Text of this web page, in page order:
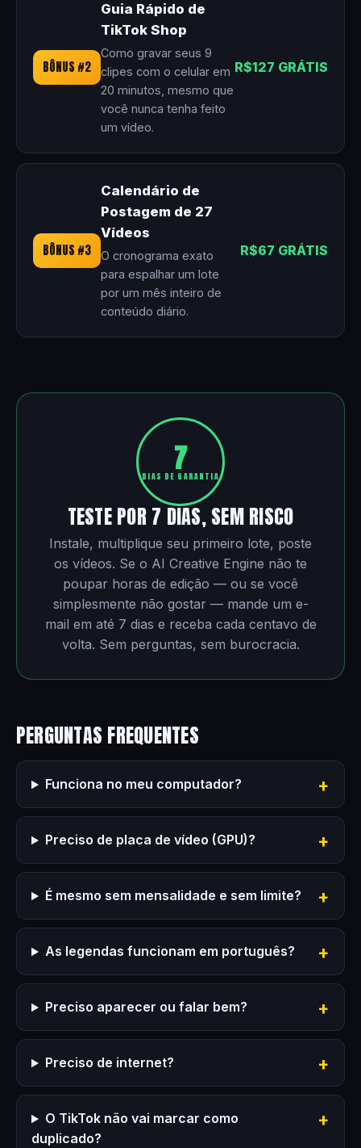
BÔNUS #2
Guia Rápido de
TikTok Shop
Como gravar seus 9
clipes com o celular em
20 minutos, mesmo que
você nunca tenha feito
um vídeo.
R$127 GRÁTIS
BÔNUS #3
Calendário de
Postagem de 27
Vídeos
O cronograma exato
para espalhar um lote
por um mês inteiro de
conteúdo diário.
R$67 GRÁTIS
7
DIAS DE GARANTIA
TESTE POR 7 DIAS, SEM RISCO
Instale, multiplique seu primeiro lote, poste
os vídeos. Se o AI Creative Engine não te
poupar horas de edição — ou se você
simplesmente não gostar — mande um e-
mail em até 7 dias e receba cada centavo de
volta. Sem perguntas, sem burocracia.
PERGUNTAS FREQUENTES
Funciona no meu computador?
Preciso de placa de vídeo (GPU)?
É mesmo sem mensalidade e sem limite?
As legendas funcionam em português?
Preciso aparecer ou falar bem?
Preciso de internet?
O TikTok não vai marcar como
duplicado?